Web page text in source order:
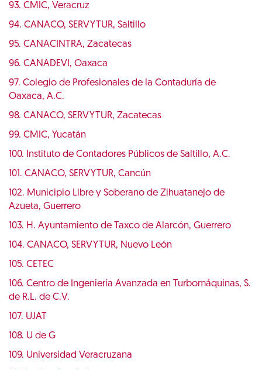
93. CMIC, Veracruz
94. CANACO, SERVYTUR, Saltillo
95. CANACINTRA, Zacatecas
96. CANADEVI, Oaxaca
97. Colegio de Profesionales de la Contaduría de
Oaxaca, A.C.
98. CANACO, SERVYTUR, Zacatecas
99. CMIC, Yucatán
100. Instituto de Contadores Públicos de Saltillo, A.C.
101. CANACO, SERVYTUR, Cancún
102. Municipio Libre y Soberano de Zihuatanejo de
Azueta, Guerrero
103. H. Ayuntamiento de Taxco de Alarcón, Guerrero
104. CANACO, SERVYTUR, Nuevo León
105. CETEC
106. Centro de Ingeniería Avanzada en Turbomáquinas, S.
de R.L. de C.V.
107. UJAT
108. U de G
109. Universidad Veracruzana